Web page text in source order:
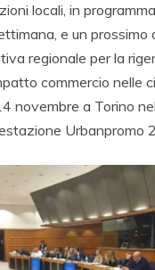
locali, in
e un prossimo
regionale per la
commercio nelle
novembre a Torino
Urbanpromo